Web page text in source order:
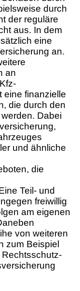
durch
der reguläre
aus. In dem
eine
an.
an
eine finanzielle
die durch den
Dabei
und ähnliche
die
Teil- und
freiwillig
am eigenen
von weiteren
zum Beispiel